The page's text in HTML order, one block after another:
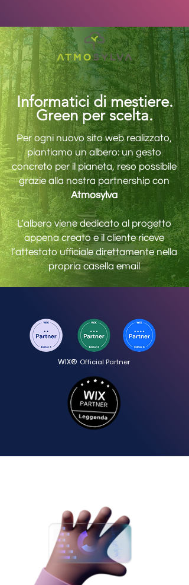
Informatici di mestiere.
Green per scelta.
Per ogni nuovo sito web realizzato,
piantiamo un albero: un gesto
concreto per il pianeta, reso possibile
grazie alla nostra partnership con
Atmosylva
L’albero viene dedicato al progetto
appena creato e il cliente riceve
l’attestato ufficiale direttamente nella
propria casella email
WIX® Official Partner